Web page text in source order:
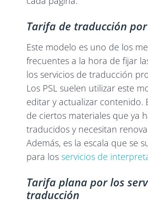
Tarifa de traducción
Este modelo es uno de los
frecuentes a la hora de fijar
los servicios de traducción
Los PSL suelen utilizar este
editar y actualizar contenido.
de ciertos materiales que ya
traducidos y necesitan
Además, es la escala que se
para los servicios de
Tarifa plana por los
traducción